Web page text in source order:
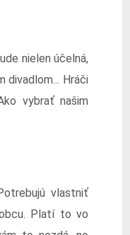
nielen účelná,
divadlom... Hráči
vybrať našim
vlastniť
Platí to vo